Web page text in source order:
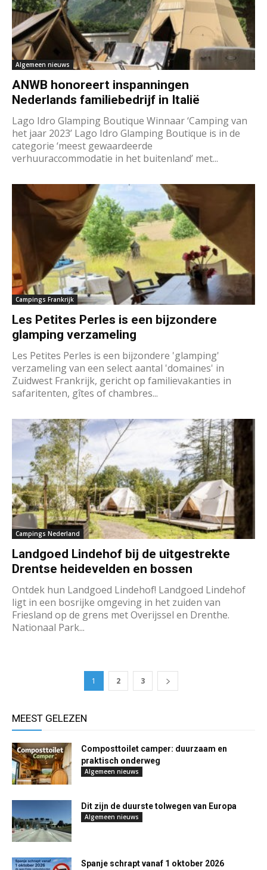
Algemeen nieuws
ANWB honoreert inspanningen
Nederlands familiebedrijf in Italië
Lago Idro Glamping Boutique Winnaar ‘Camping van
het jaar 2023’ Lago Idro Glamping Boutique is in de
categorie ‘meest gewaardeerde
verhuuraccommodatie in het buitenland’ met...
Campings Frankrijk
Les Petites Perles is een bijzondere
glamping verzameling
Les Petites Perles is een bijzondere 'glamping'
verzameling van een select aantal 'domaines' in
Zuidwest Frankrijk, gericht op familievakanties in
safaritenten, gîtes of chambres...
Campings Nederland
Landgoed Lindehof bij de uitgestrekte
Drentse heidevelden en bossen
Ontdek hun Landgoed Lindehof! Landgoed Lindehof
ligt in een bosrijke omgeving in het zuiden van
Friesland op de grens met Overijssel en Drenthe.
Nationaal Park...
1 2 3
MEEST GELEZEN
Composttoilet camper: duurzaam en
praktisch onderweg
Algemeen nieuws
Dit zijn de duurste tolwegen van Europa
Algemeen nieuws
Spanje schrapt vanaf 1 oktober 2026